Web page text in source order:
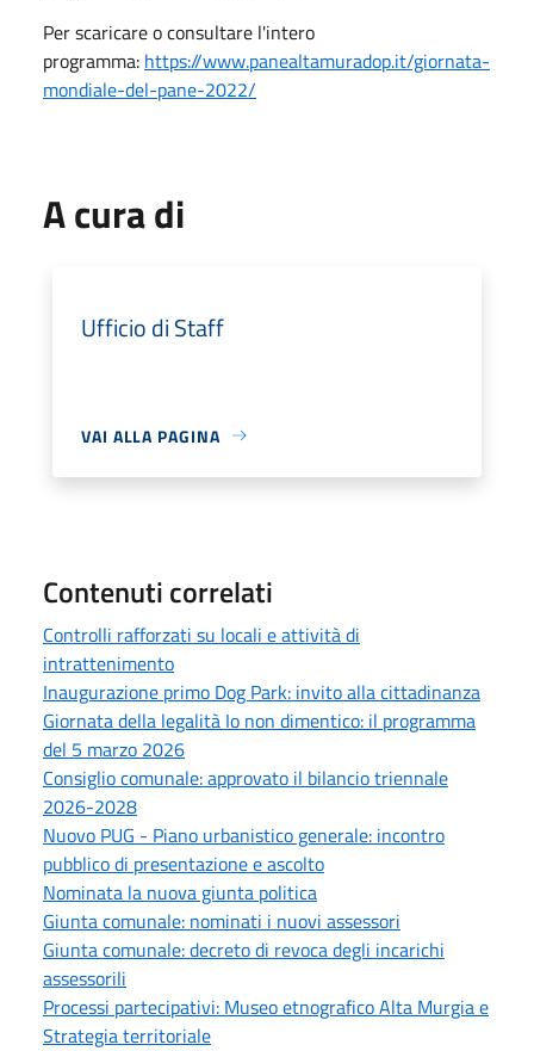
Per scaricare o consultare l'intero
programma: https://www.panealtamuradop.it/giornata-
mondiale-del-pane-2022/
A cura di
Ufficio di Staff
VAI ALLA PAGINA
Contenuti correlati
Controlli rafforzati su locali e attività di
intrattenimento
Inaugurazione primo Dog Park: invito alla cittadinanza
Giornata della legalità Io non dimentico: il programma
del 5 marzo 2026
Consiglio comunale: approvato il bilancio triennale
2026-2028
Nuovo PUG - Piano urbanistico generale: incontro
pubblico di presentazione e ascolto
Nominata la nuova giunta politica
Giunta comunale: nominati i nuovi assessori
Giunta comunale: decreto di revoca degli incarichi
assessorili
Processi partecipativi: Museo etnografico Alta Murgia e
Strategia territoriale